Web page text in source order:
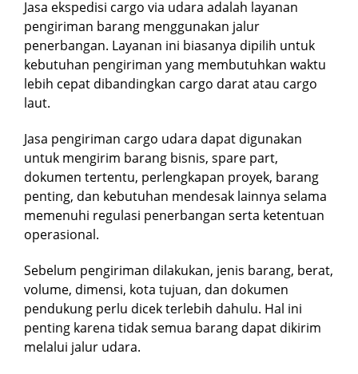
Jasa ekspedisi cargo via udara adalah layanan
pengiriman barang menggunakan jalur
penerbangan. Layanan ini biasanya dipilih untuk
kebutuhan pengiriman yang membutuhkan waktu
lebih cepat dibandingkan cargo darat atau cargo
laut.
Jasa pengiriman cargo udara dapat digunakan
untuk mengirim barang bisnis, spare part,
dokumen tertentu, perlengkapan proyek, barang
penting, dan kebutuhan mendesak lainnya selama
memenuhi regulasi penerbangan serta ketentuan
operasional.
Sebelum pengiriman dilakukan, jenis barang, berat,
volume, dimensi, kota tujuan, dan dokumen
pendukung perlu dicek terlebih dahulu. Hal ini
penting karena tidak semua barang dapat dikirim
melalui jalur udara.